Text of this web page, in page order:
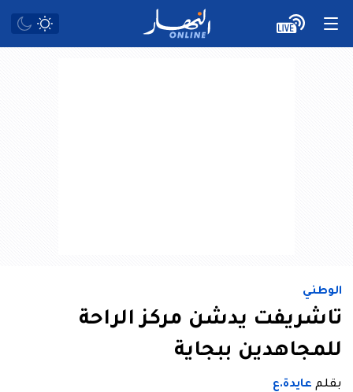
الوطني
تاشريفت يدشن مركز الراحة
للمجاهدين ببجاية
بقلم عايدة.ع